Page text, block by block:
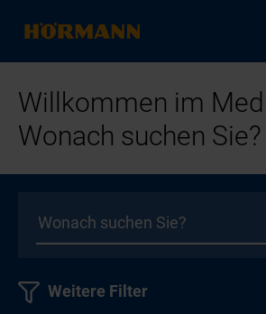
Willkommen im
Wonach suchen Sie?
Weitere Filter